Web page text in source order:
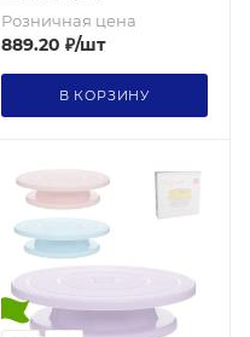
Розничная цена
889.20 ₽/шт
В КОРЗИНУ